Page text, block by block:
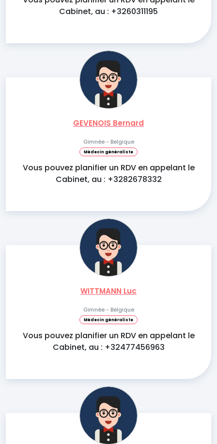
Cabinet, au : +3260311195
GEVENOIS Bernard
Gimnée - Belgique
Médecin généraliste
Vous pouvez planifier un RDV en appelant le
Cabinet, au : +3282678332
WITTMANN Luc
Gimnée - Belgique
Médecin généraliste
Vous pouvez planifier un RDV en appelant le
Cabinet, au : +32477456963